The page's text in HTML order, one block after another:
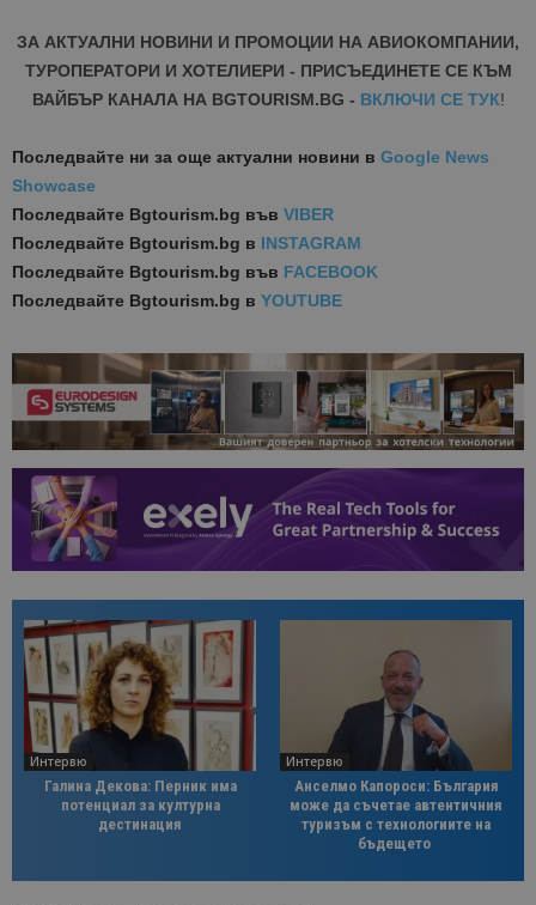
ЗА АКТУАЛНИ НОВИНИ И ПРОМОЦИИ НА АВИОКОМПАНИИ,
ТУРОПЕРАТОРИ И ХОТЕЛИЕРИ - ПРИСЪЕДИНЕТЕ СЕ КЪМ
ВАЙБЪР КАНАЛА НА BGTOURISM.BG - ВКЛЮЧИ СЕ ТУК!
Последвайте ни за още актуални новини в Google News
Showcase
Последвайте Bgtourism.bg във VIBER
Последвайте Bgtourism.bg в INSTAGRAM
Последвайте Bgtourism.bg във FACEBOOK
Последвайте Bgtourism.bg в YOUTUBE
Интервю
Галина Декова: Перник има
потенциал за културна
дестинация
Интервю
Анселмо Капороси: България
може да съчетае автентичния
туризъм с технологиите на
бъдещето